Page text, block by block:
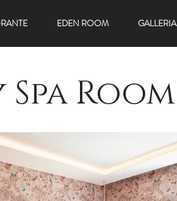
EDEN ROOM GALLERIA
Room